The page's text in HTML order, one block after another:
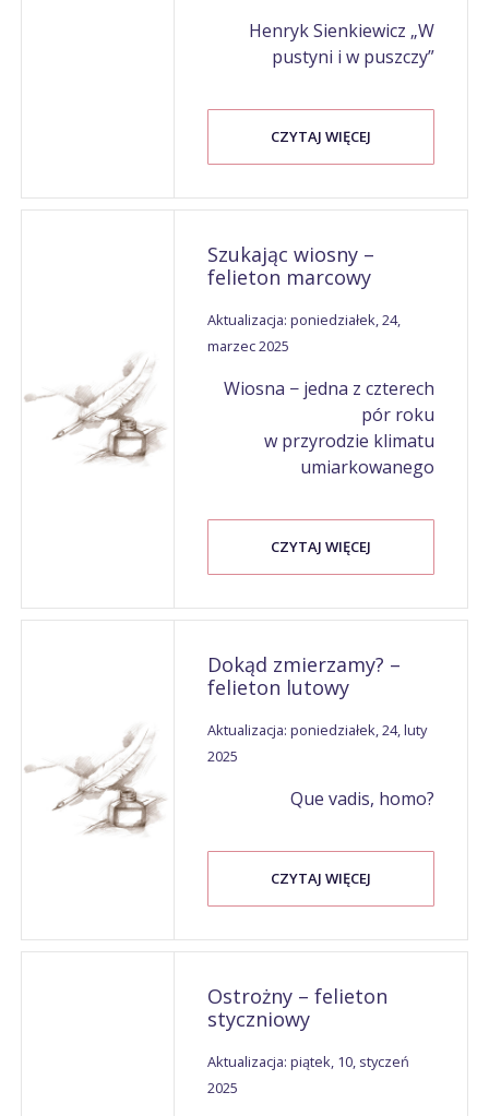
Henryk Sienkiewicz „W
pustyni i w puszczy”
CZYTAJ WIĘCEJ
Szukając wiosny –
felieton marcowy
Aktualizacja: poniedziałek, 24,
marzec 2025
Wiosna − jedna z czterech
pór roku
w przyrodzie klimatu
umiarkowanego
CZYTAJ WIĘCEJ
Dokąd zmierzamy? –
felieton lutowy
Aktualizacja: poniedziałek, 24, luty
2025
Que vadis, homo?
CZYTAJ WIĘCEJ
Ostrożny – felieton
styczniowy
Aktualizacja: piątek, 10, styczeń
2025